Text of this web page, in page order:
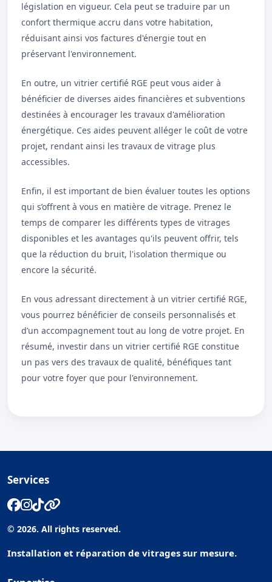
législation en vigueur. Cela peut se traduire par un
confort thermique accru dans votre habitation,
réduisant ainsi vos factures d'énergie tout en
préservant l'environnement.
En outre, un vitrier certifié RGE peut vous aider à
bénéficier de diverses aides financières et subventions
destinées à encourager les travaux d'amélioration
énergétique. Ces aides peuvent alléger le coût de votre
projet, rendant ainsi les travaux de vitrage plus
accessibles.
Enfin, il est important de bien évaluer toutes les options
qui s’offrent à vous en matière de vitrage. Prenez le
temps de comparer les différents types de vitrages
disponibles et les avantages qu'ils peuvent offrir, tels
que la réduction du bruit, l'isolation thermique ou
encore la sécurité.
En vous adressant directement à un vitrier certifié RGE,
vous pourrez bénéficier de conseils personnalisés et
d’un accompagnement tout au long de votre projet. En
résumé, investir dans un vitrier certifié RGE constitue
un pas vers des travaux de qualité, bénéfiques tant
pour votre foyer que pour l'environnement.
Services
© 2026. All rights reserved.
Installation et réparation de vitrages sur mesure.